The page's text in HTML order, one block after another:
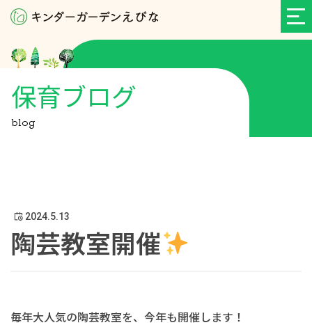
保育ブログ
blog
2024.5.13
陶芸教室開催
毎年大人気の陶芸教室を、今年も開催します！